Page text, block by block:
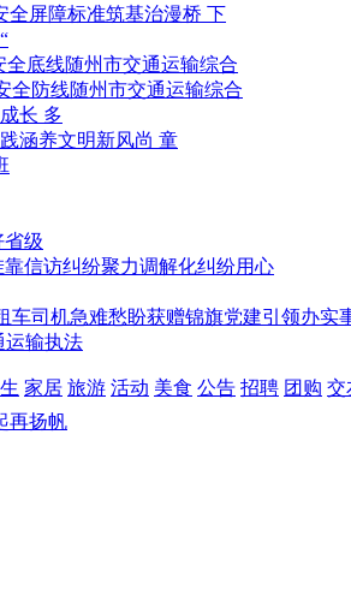
标准筑基治漫桥 下
随州市交通运输综合
随州市交通运输综合
长 多
涵养文明新风尚 童
省级
聚力调解化纠纷用心
党建引领办实
运输执法
家居 旅游 活动 美食 公告 招聘 团购 交
再扬帆